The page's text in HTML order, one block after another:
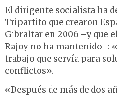
El dirigente socialista ha
Tripartito que crearon
Gibraltar en 2006 –y que
Rajoy no ha mantenido–:
trabajo que servía para
conflictos».
«Después de más de dos